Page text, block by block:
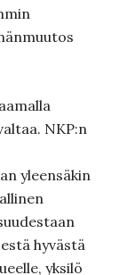
NKP:n
yleensäkin
hyvästä
yksilö